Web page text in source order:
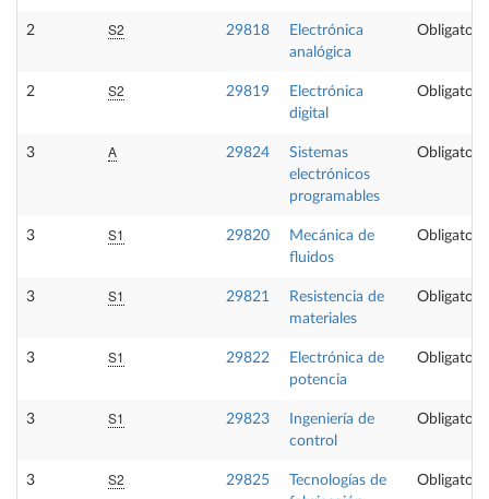
2 S2 29818
Electrónica
analógica
Obligatoria
2 S2 29819
Electrónica
digital
Obligatoria
3 A 29824
Sistemas
electrónicos
programables
Obligatoria
3 S1 29820
Mecánica de
fluidos
Obligatoria
3 S1 29821
Resistencia de
materiales
Obligatoria
3 S1 29822
Electrónica de
potencia
Obligatoria
3 S1 29823
Ingeniería de
control
Obligatoria
3 S2 29825
Tecnologías de
Obligatoria